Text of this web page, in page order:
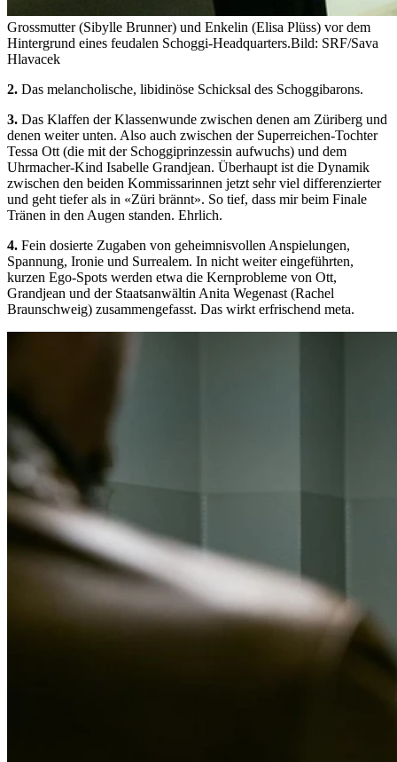
Grossmutter (Sibylle Brunner) und Enkelin (Elisa Plüss) vor dem
Hintergrund eines feudalen Schoggi-Headquarters.Bild: SRF/Sava
Hlavacek
2. Das melancholische, libidinöse Schicksal des Schoggibarons.
3. Das Klaffen der Klassenwunde zwischen denen am Züriberg und
denen weiter unten. Also auch zwischen der Superreichen-Tochter
Tessa Ott (die mit der Schoggiprinzessin aufwuchs) und dem
Uhrmacher-Kind Isabelle Grandjean. Überhaupt ist die Dynamik
zwischen den beiden Kommissarinnen jetzt sehr viel differenzierter
und geht tiefer als in «Züri brännt». So tief, dass mir beim Finale
Tränen in den Augen standen. Ehrlich.
4. Fein dosierte Zugaben von geheimnisvollen Anspielungen,
Spannung, Ironie und Surrealem. In nicht weiter eingeführten,
kurzen Ego-Spots werden etwa die Kernprobleme von Ott,
Grandjean und der Staatsanwältin Anita Wegenast (Rachel
Braunschweig) zusammengefasst. Das wirkt erfrischend meta.